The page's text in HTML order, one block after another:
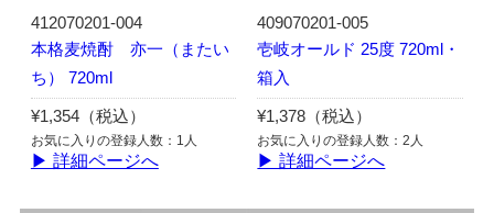
412070201-004
本格麦焼酎 亦一（またい
ち） 720ml
¥1,354（税込）
お気に入りの登録人数：1人
▶ 詳細ページへ
409070201-005
壱岐オールド 25度 720ml・
箱入
¥1,378（税込）
お気に入りの登録人数：2人
▶ 詳細ページへ